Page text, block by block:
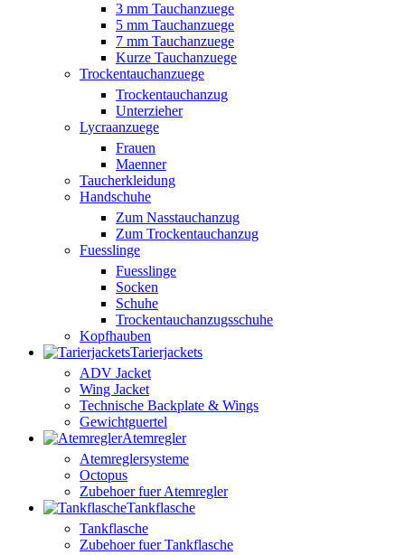
3 mm Tauchanzuege
5 mm Tauchanzuege
7 mm Tauchanzuege
Kurze Tauchanzuege
Trockentauchanzuege
Trockentauchanzug
Unterzieher
Lycraanzuege
Frauen
Maenner
Taucherkleidung
Handschuhe
Zum Nasstauchanzug
Zum Trockentauchanzug
Fuesslinge
Fuesslinge
Socken
Schuhe
Trockentauchanzugsschuhe
Kopfhauben
Tarierjackets
ADV Jacket
Wing Jacket
Technische Backplate & Wings
Gewichtguertel
Atemregler
Atemreglersysteme
Octopus
Zubehoer fuer Atemregler
Tankflasche
Tankflasche
Zubehoer fuer Tankflasche